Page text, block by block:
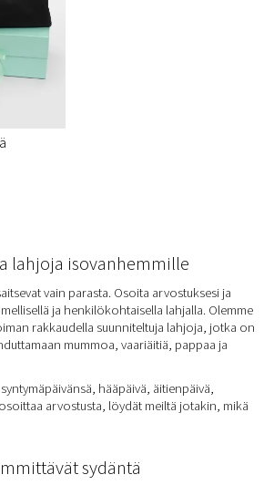
lahjoja isovanhemmille
vain parasta. Osoita arvostuksesi ja
ja henkilökohtaisella lahjalla. Olemme
rakkaudella suunniteltuja lahjoja, jotka on
mummoa, vaariäitiä, pappaa ja
hääpäivä, äitienpäivä,
arvostusta, löydät meiltä jotakin, mikä
sydäntä